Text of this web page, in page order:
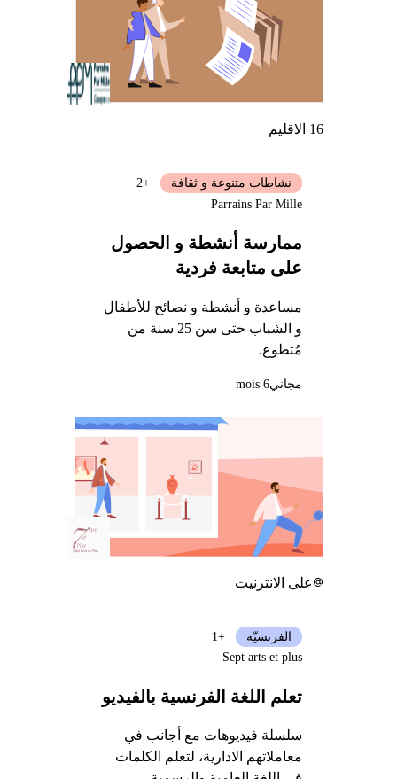
16 الاقليم
ممارسة أنشطة و الحصول
على متابعة فردية
مساعدة و أنشطة و نصائح للأطفال
و الشباب حتى سن 25 سنة من
مُتطوع.
نشاطات متنوعة و ثقافة
+2
Parrains Par Mille
مجاني6 mois
على الانترنيت
تعلم اللغة الفرنسية بالفيديو
سلسلة فيديوهات مع أجانب في
معاملاتهم الادارية، لتعلم الكلمات
الفرنسيّة
+1
Sept arts et plus